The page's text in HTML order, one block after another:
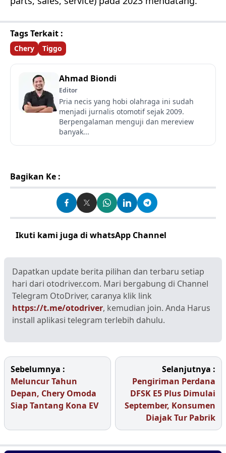
Tags Terkait :
Chery Tiggo
Ahmad Biondi
Editor
Pria necis yang hobi olahraga ini sudah
menjadi jurnalis otomotif sejak 2009.
Berpengalaman menguji dan mereview
banyak...
Bagikan Ke :
Ikuti kami juga di whatsApp Channel
Dapatkan update berita pilihan dan terbaru setiap
hari dari otodriver.com. Mari bergabung di Channel
Telegram OtoDriver, caranya klik link
https://t.me/otodriver, kemudian join. Anda Harus
install aplikasi telegram terlebih dahulu.
Sebelumnya :
Meluncur Tahun
Depan, Chery Omoda
Siap Tantang Kona EV
Selanjutnya :
Pengiriman Perdana
DFSK E5 Plus Dimulai
September, Konsumen
Diajak Tur Pabrik